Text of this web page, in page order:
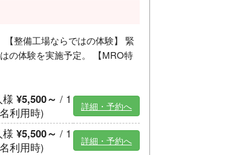
【整備工場ならではの体験】 緊
の体験を実施予定。 【MRO特
様 ¥5,500～ / 1
利用時)
詳細・予約へ
様 ¥5,500～ / 1
利用時)
詳細・予約へ